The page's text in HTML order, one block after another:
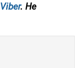
Viber. Не